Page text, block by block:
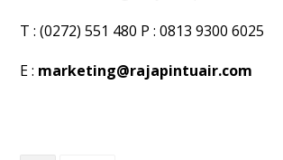
T : (0272) 551 480 P : 0813 9300 6025
E : marketing@rajapintuair.com